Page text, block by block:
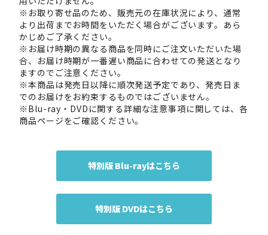
※お取り寄せ品のため、販売元の在庫状況により、通常
より出荷までお時間をいただく場合がございます。あら
かじめご了承ください。
※お届け時期の異なる商品を同時にご注文いただいた場
合、お届け時期が一番遅い商品に合わせての発送となり
ますのでご注意ください。
※本商品は発売日以降に順次発送予定であり、発売日ま
でのお届けをお約束するものではございません。
※Blu-ray・DVDに関する詳細な注意事項に関しては、各
商品ページをご確認ください。
特別版 Blu-rayはこちら
特別版 DVDはこちら